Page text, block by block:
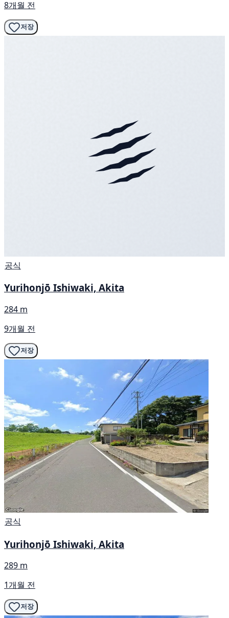
8개월 전
저장
공식
Yurihonjō Ishiwaki, Akita
284 m
9개월 전
저장
공식
Yurihonjō Ishiwaki, Akita
289 m
1개월 전
저장